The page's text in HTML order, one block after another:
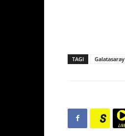
TAGI Galatasaray